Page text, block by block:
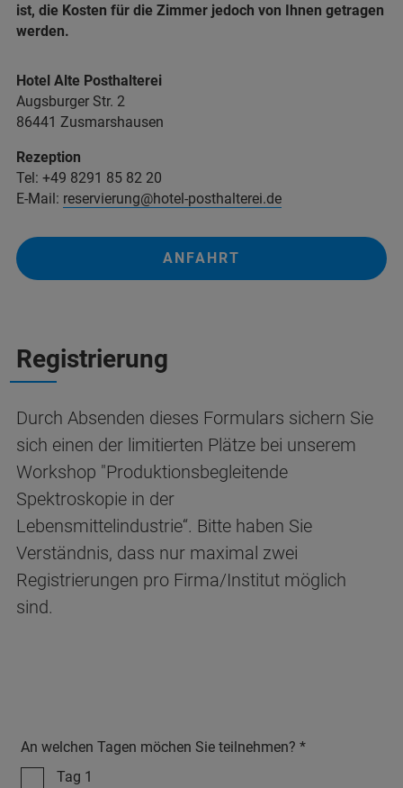
ist, die Kosten für die Zimmer jedoch von Ihnen getragen
werden.
Hotel Alte Posthalterei
Augsburger Str. 2
86441 Zusmarshausen
Rezeption
Tel: +49 8291 85 82 20
E-Mail: reservierung@hotel-posthalterei.de
ANFAHRT
Registrierung
Durch Absenden dieses Formulars sichern Sie
sich einen der limitierten Plätze bei unserem
Workshop "Produktionsbegleitende
Spektroskopie in der
Lebensmittelindustrie“. Bitte haben Sie
Verständnis, dass nur maximal zwei
Registrierungen pro Firma/Institut möglich
sind.
An welchen Tagen möchen Sie teilnehmen? *
Tag 1